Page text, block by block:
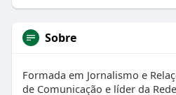
Sobre
Formada em Jornalismo e
de Comunicação e líder da